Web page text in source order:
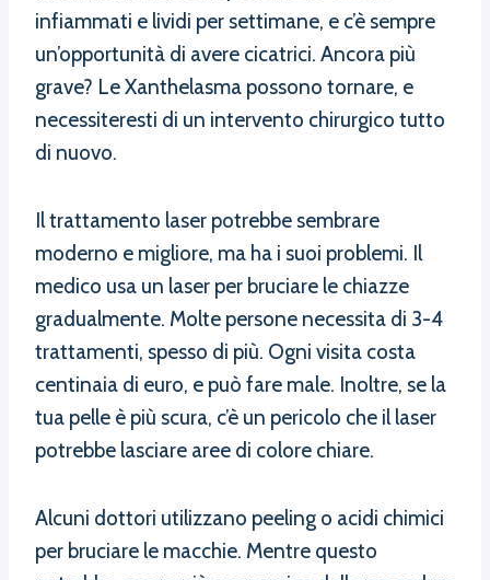
infiammati e lividi per settimane, e c’è sempre
un’opportunità di avere cicatrici. Ancora più
grave? Le Xanthelasma possono tornare, e
necessiteresti di un intervento chirurgico tutto
di nuovo.
Il trattamento laser potrebbe sembrare
moderno e migliore, ma ha i suoi problemi. Il
medico usa un laser per bruciare le chiazze
gradualmente. Molte persone necessita di 3-4
trattamenti, spesso di più. Ogni visita costa
centinaia di euro, e può fare male. Inoltre, se la
tua pelle è più scura, c’è un pericolo che il laser
potrebbe lasciare aree di colore chiare.
Alcuni dottori utilizzano peeling o acidi chimici
per bruciare le macchie. Mentre questo